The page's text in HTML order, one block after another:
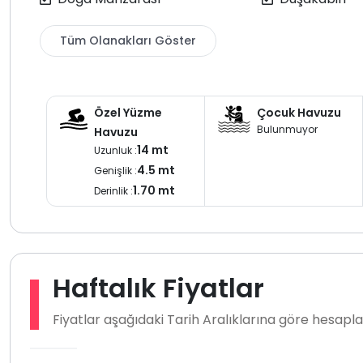
noktalarına kısa bir mesafede yer alan villamız aynı
araçla yaklaşık 25 30 dakika uzaklıktadır Bu da hem
için büyük bir avantaj sunmaktadır.villamız deniz
Tüm Olanakları Göster
Özel Yüzme
Havuzu
Uzunluk :14 mt
Genişlik :4.5 mt
Derinlik :1.70 mt
Çocuk Havuzu
Bulunmuyor
Haftalık Fiyatlar
Fiyatlar aşağıdaki Tarih Aralıklarına göre